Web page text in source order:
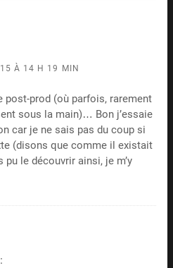
À 14 H 19 MIN
post-prod (où parfois, rarement
sous la main)… Bon j’essaie
car je ne sais pas du coup si
(disons que comme il existait
pu le découvrir ainsi, je m’y